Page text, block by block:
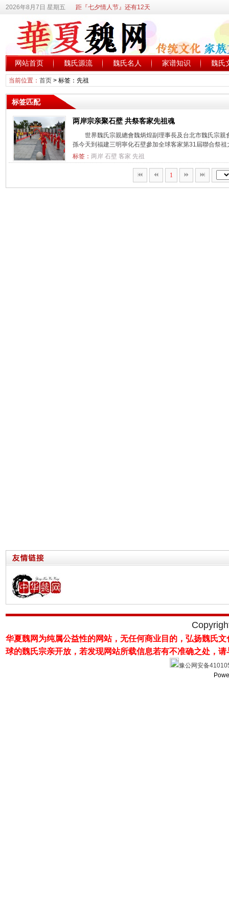
2026年8月7日 星期五 距『七夕情人节』还有12天
网站首页 魏氏源流 魏氏名人 家谱知识 魏氏
当前位置： 首页> 标签：先祖
标签匹配
两岸宗亲聚石壁 共祭客家先祖魂
世界魏氏宗親總會魏炳煌副理事長及台北市魏氏宗
孫今天到福建三明寧化石壁參加全球客家第31屆聯合祭祖
标签： 两岸 石壁 客家 先祖
1
华夏魏网为纯属公益性的网站，无任何商业目的，弘扬魏氏
球的魏氏宗亲开放，若发现网站所载信息若有不准确之处，
豫公网安备